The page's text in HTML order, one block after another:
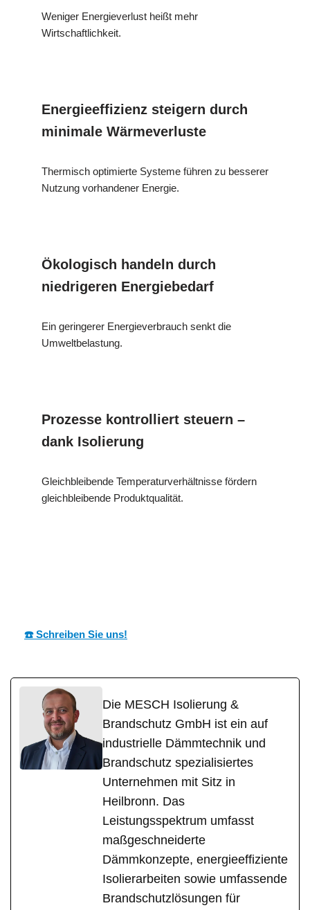
Weniger Energieverlust heißt mehr
Wirtschaftlichkeit.
Energieeffizienz steigern durch
minimale Wärmeverluste
Thermisch optimierte Systeme führen zu besserer
Nutzung vorhandener Energie.
Ökologisch handeln durch
niedrigeren Energiebedarf
Ein geringerer Energieverbrauch senkt die
Umweltbelastung.
Prozesse kontrolliert steuern –
dank Isolierung
Gleichbleibende Temperaturverhältnisse fördern
gleichbleibende Produktqualität.
☎️ Schreiben Sie uns!
Die MESCH Isolierung &
Brandschutz GmbH ist ein auf
industrielle Dämmtechnik und
Brandschutz spezialisiertes
Unternehmen mit Sitz in
Heilbronn. Das
Leistungsspektrum umfasst
maßgeschneiderte
Dämmkonzepte, energieeffiziente
Isolierarbeiten sowie umfassende
Brandschutzlösungen für